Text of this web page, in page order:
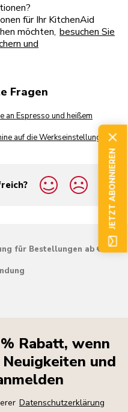
für Ihr KitchenAid
möchten, besuchen Sie
und
Fragen
an Espresso und heißem
auf die Werkseinstellung
für Bestellungen ab € 50
Rabatt, wenn
und
Datenschutzerklärung
JETZT ABONNIEREN